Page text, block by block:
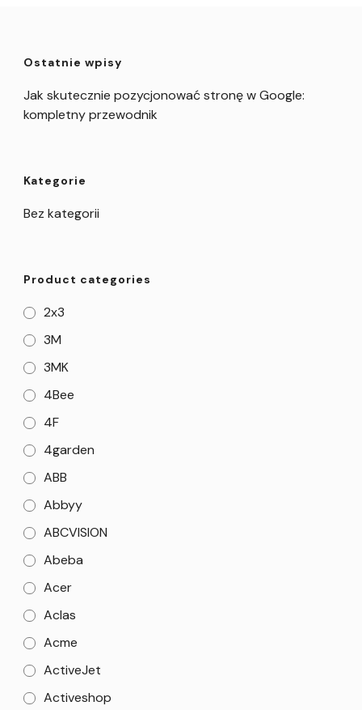
Ostatnie wpisy
Jak skutecznie pozycjonować stronę w Google:
kompletny przewodnik
Kategorie
Bez kategorii
Product categories
2x3
3M
3MK
4Bee
4F
4garden
ABB
Abbyy
ABCVISION
Abeba
Acer
Aclas
Acme
ActiveJet
Activeshop